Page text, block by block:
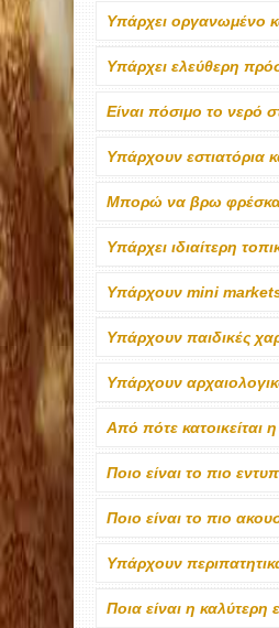
Υπάρχει οργανωμένο
Υπάρχει ελεύθερη
Είναι πόσιμο το νερό
Υπάρχουν εστιατόρια
Μπορώ να βρω
Υπάρχει ιδιαίτερη
Υπάρχουν mini
Υπάρχουν παιδικές
Υπάρχουν
Από πότε κατοικείται
Ποιο είναι το πιο
Ποιο είναι το πιο
Υπάρχουν
Ποια είναι η